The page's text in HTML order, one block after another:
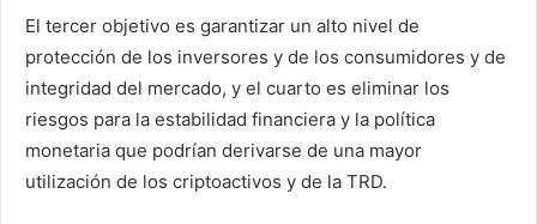
El tercer objetivo es garantizar un alto nivel de
protección de los inversores y de los consumidores y de
integridad del mercado, y el cuarto es eliminar los
riesgos para la estabilidad financiera y la política
monetaria que podrían derivarse de una mayor
utilización de los criptoactivos y de la TRD.